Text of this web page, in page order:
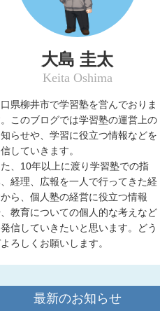
大島 圭太
Keita Oshima
県柳井市で学習塾を営んでおりま
このブログでは学習塾の運営上の
らせや、学習に役立つ情報などを
していきます。
た、10年以上に渡り学習塾での指
経理、広報を一人で行ってきた経
ら、個人塾の経営に役立つ情報
教育についての個人的な考えなど
発信していきたいと思います。どう
ろしくお願いします。
最新のお知らせ